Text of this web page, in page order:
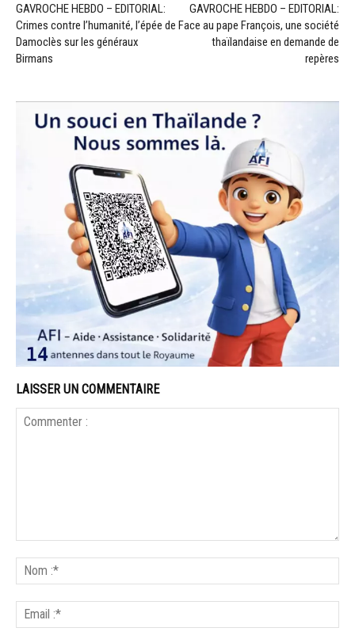
GAVROCHE HEBDO – EDITORIAL:
Crimes contre l’humanité, l’épée de
Damoclès sur les généraux
Birmans
GAVROCHE HEBDO – EDITORIAL:
Face au pape François, une société
thaïlandaise en demande de
repères
LAISSER UN COMMENTAIRE